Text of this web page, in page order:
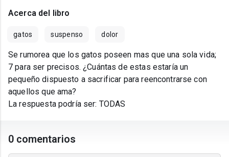
Acerca del libro
gatos suspenso dolor
Se rumorea que los gatos poseen mas que una sola vida;
7 para ser precisos. ¿Cuántas de estas estaría un
pequeño dispuesto a sacrificar para reencontrarse con
aquellos que ama?
La respuesta podría ser: TODAS
0 comentarios